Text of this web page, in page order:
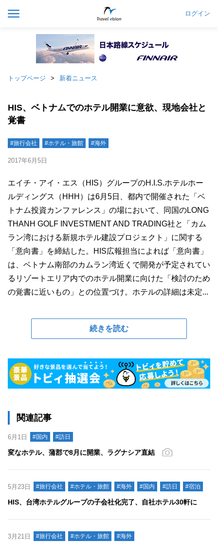
ログイン
トップページ 新着ニュース
HIS、ベトナムでのホテル開業に意欲、現地会社と
覚書
#旅行会社 #ホテル・旅館 #海外
2017年6月5日
エイチ・アイ・エス（HIS）グループのH.I.S.ホテルホー
ルディングス（HHH）は6月5日、都内で開催された「ベ
トナム投資カンファレンス」の場において、同国のLONG
THANH GOLF INVESTMENT AND TRADING社と「カム
ラン湾における新規ホテル建設プロジェクト」に関する
「意向書」を締結した。HIS広報担当によれば「意向書」
は、ベトナム南部のカムラン湾近くで開発が予定されてい
るリゾートエリア内でのホテル開業に向けた「検討のため
の覚書に近いもの」との位置づけ。ホテルの詳細は未定...
続きを読む
関連記事
6月1日 #国内 #訪日
変なホテル、蒲郡で8月に開業、ラグナシア直結
5月23日 #旅行会社 #ホテル・旅館 #海外 #国内 #訪日 #宿泊
HIS、台湾ホテルグループの子会社化完了、自社ホテル30軒に
3月21日 #旅行会社 #ホテル・旅館 #海外